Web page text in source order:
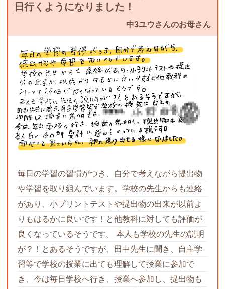
日行くようになりました！
中3ユウさんのお母さん
毎日の学習の習慣がつき、自分で考えながら提出物
や学習を取り組んでいます。学校の先生からも連絡
があり、小プリントテストや提出物の出来が以前よ
りもはるかに良いです！と他教科に対しても評価が
良くなっているそうです。 本人も学校の先生の説明
が？！とあるそうですが、田中先生に聞き、自主学
習等で学校の授業に出ても理解して授業に参加で
き、今は毎日学校へ行き、授業へ参加し、提出物も